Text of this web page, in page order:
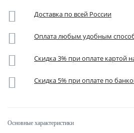
Доставка по всей России
Оплата любым удобным
Скидка 3% при оплате картой
Скидка 5% при оплате по
Основные характеристики